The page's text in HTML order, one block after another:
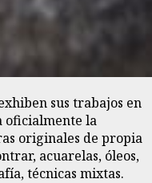
sus trabajos en
oficialmente la
originales de propia
acuarelas, óleos,
técnicas mixtas.